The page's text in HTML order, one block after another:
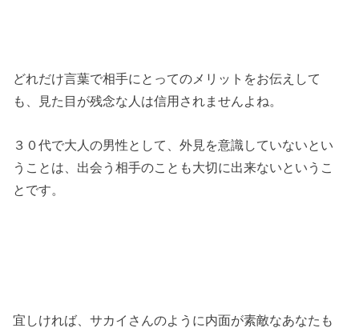
どれだけ言葉で相手にとってのメリットをお伝えして
も、見た目が残念な人は信用されませんよね。
３０代で大人の男性として、外見を意識していないとい
うことは、出会う相手のことも大切に出来ないというこ
とです。
宜しければ、サカイさんのように内面が素敵なあなたも